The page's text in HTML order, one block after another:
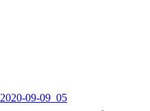
2020-09-09_05